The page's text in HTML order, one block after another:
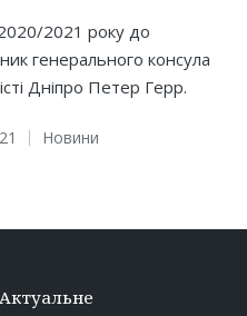
2021 року до
генерального консула
Дніпро Петер Герр.
Posted
Новини
Актуальне